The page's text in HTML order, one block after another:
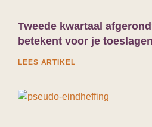
Tweede kwartaal
betekent voor je toeslagen
LEES ARTIKEL